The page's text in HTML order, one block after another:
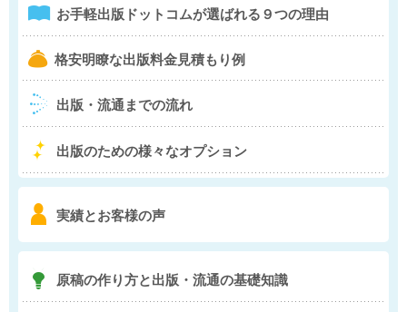
1 お手軽出版ドットコムが選ばれる９つの理由
b 格安明瞭な出版料金見積もり例
4 出版・流通までの流れ
5 出版のための様々なオプション
6 実績とお客様の声
7 原稿の作り方と出版・流通の基礎知識